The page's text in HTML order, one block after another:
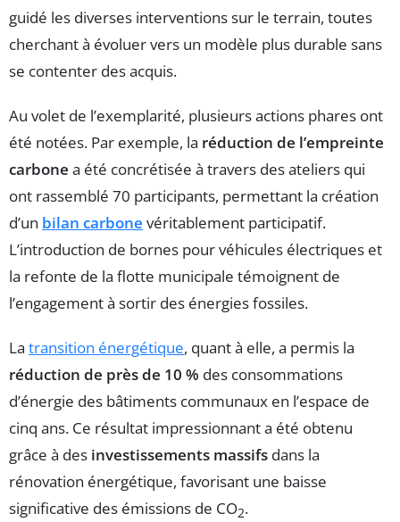
guidé les diverses interventions sur le terrain, toutes
cherchant à évoluer vers un modèle plus durable sans
se contenter des acquis.
Au volet de l’exemplarité, plusieurs actions phares ont
été notées. Par exemple, la réduction de l’empreinte
carbone a été concrétisée à travers des ateliers qui
ont rassemblé 70 participants, permettant la création
d’un bilan carbone véritablement participatif.
L’introduction de bornes pour véhicules électriques et
la refonte de la flotte municipale témoignent de
l’engagement à sortir des énergies fossiles.
La transition énergétique, quant à elle, a permis la
réduction de près de 10 % des consommations
d’énergie des bâtiments communaux en l’espace de
cinq ans. Ce résultat impressionnant a été obtenu
grâce à des investissements massifs dans la
rénovation énergétique, favorisant une baisse
significative des émissions de CO2.